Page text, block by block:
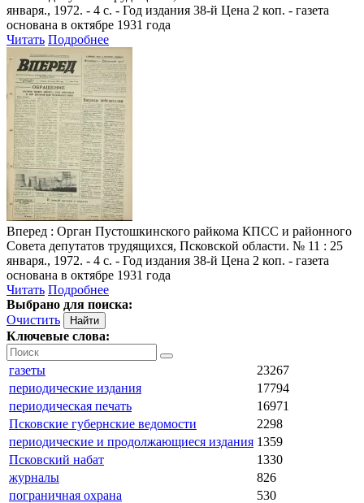
января., 1972. - 4 с. - Год издания 38-й Цена 2 коп. - газета
основана в октябре 1931 года
Читать Подробнее
Вперед : Орган Пустошкинского райкома КПСС и районного
Совета депутатов трудящихся, Псковской области. № 11 : 25
января., 1972. - 4 с. - Год издания 38-й Цена 2 коп. - газета
основана в октябре 1931 года
Читать Подробнее
Выбрано для поиска:
Очистить
Ключевые слова:
газеты
23267
периодические издания
17794
периодическая печать
16971
Псковские губернские ведомости
2298
периодические и продолжающиеся издания 1359
Псковский набат
1330
журналы
826
пограничная охрана
530